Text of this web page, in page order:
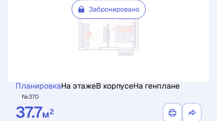
Забронировано
ПланировкаНа этажеВ корпусеНа генплане
№370
37.7м2